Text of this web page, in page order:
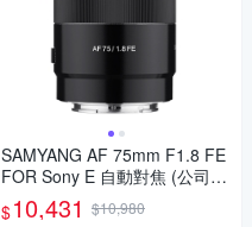
SAMYANG AF 75mm F1.8 FE
FOR Sony E 自動對焦 (公司
貨)
$10,431 $10,980